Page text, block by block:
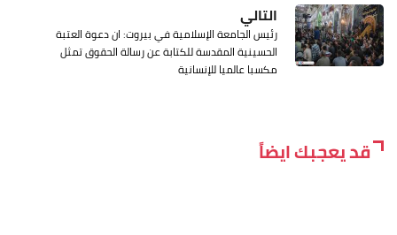
التالي
رئيس الجامعة الإسلامية في بيروت: ان دعوة العتبة
الحسينية المقدسة للكتابة عن رسالة الحقوق تمثل
مكسبا عالميا للإنسانية
قد يعجبك ايضاً